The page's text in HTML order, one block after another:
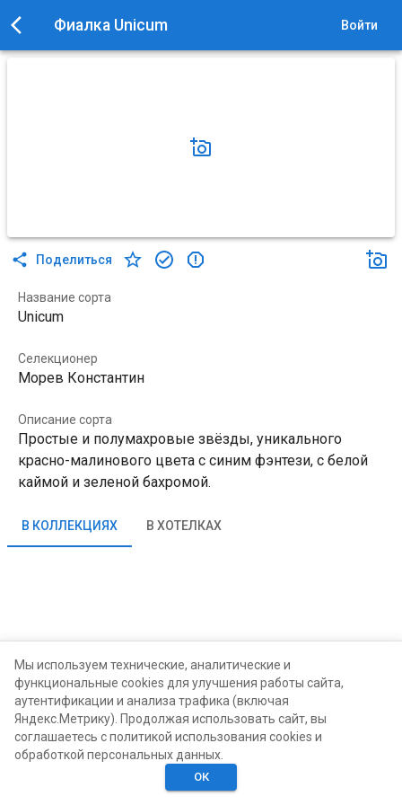
Фиалка Unicum Войти
Поделиться
Название сорта
Unicum
Селекционер
Морев Константин
Описание сорта
Простые и полумахровые звёзды, уникального
красно-малинового цвета с синим фэнтези, с белой
каймой и зеленой бахромой.
В КОЛЛЕКЦИЯХ В ХОТЕЛКАХ
Хотелки
Мы используем технические, аналитические и
функциональные cookies для улучшения работы сайта,
аутентификации и анализа трафика (включая
Яндекс.Метрику). Продолжая использовать сайт, вы
соглашаетесь с политикой использования cookies и
обработкой персональных данных.
ОК